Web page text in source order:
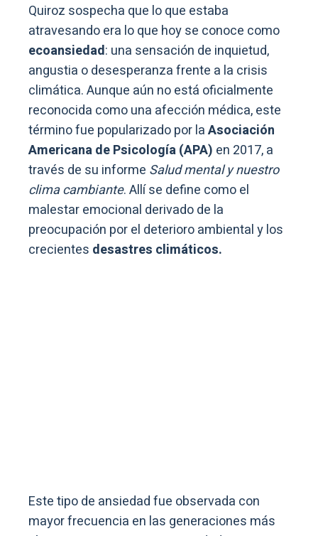
Quiroz sospecha que lo que estaba
atravesando era lo que hoy se conoce como
ecoansiedad: una sensación de inquietud,
angustia o desesperanza frente a la crisis
climática. Aunque aún no está oficialmente
reconocida como una afección médica, este
término fue popularizado por laAsociación
Americana de Psicología (APA) en 2017, a
través de su informe Salud mental y nuestro
clima cambiante. Allí se define como el
malestar emocional derivado de la
preocupación por el deterioro ambiental y los
crecientes desastres climáticos.
Este tipo de ansiedad fue observada con
mayor frecuencia en las generaciones más